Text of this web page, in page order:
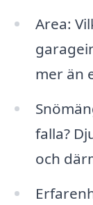
Area:
mer än
falla?
och